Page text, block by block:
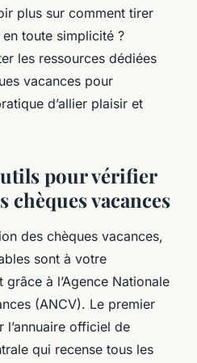
plus sur comment tirer
toute simplicité ?
les ressources dédiées
vacances pour
d’allier plaisir et
pour vérifier
chèques vacances
des chèques vacances,
sont à votre
à l’Agence Nationale
(ANCV). Le premier
l’annuaire officiel de
qui recense tous les